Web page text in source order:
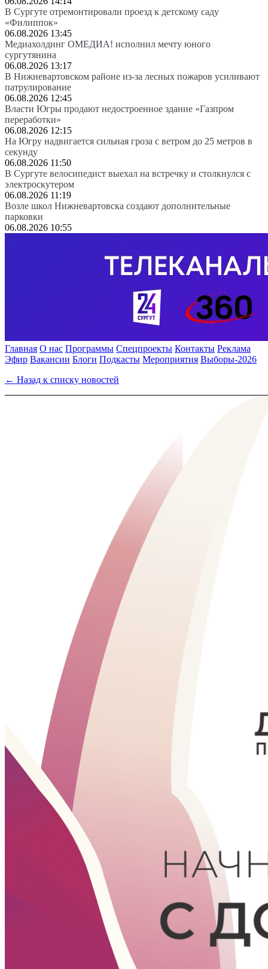
В Сургуте отремонтировали проезд к детскому саду
«Филиппок»
06.08.2026 13:45
Медиахолдинг ОМЕДИА! исполнил мечту юного
сургутянина
06.08.2026 13:17
В Нижневартовском районе из-за лесных пожаров усиливают
патрулирование
06.08.2026 12:45
Власти Югры продают недостроенное здание «Газпром
переработки»
06.08.2026 12:15
На Югру надвигается сильная гроза с ветром до 25 метров в
секунду
06.08.2026 11:50
В Сургуте велосипедист выехал на встречку и столкнулся с
электроскутером
06.08.2026 11:19
Возле школ Нижневартовска создают дополнительные
парковки
06.08.2026 10:55
Главная О нас Программы Спецпроекты Контакты Реклама
Эфир Вакансии Блоги Подкасты Мероприятия Выборы-2026
← Назад к списку новостей